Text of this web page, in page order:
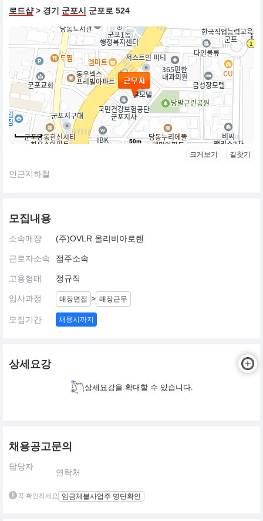
로드샵> 경기 군포시 군포로 524
50m
크게보기 길찾기
인근지하철
모집내용
소속매장 (주)OVLR 올리비아로렌
근로자소속 점주소속
고용형태 정규직
입사과정 매장면접 > 매장근무
모집기간 채용시까지
상세요강
상세요강을 확대할 수 있습니다.
채용공고문의
담당자
연락처
꼭 확인하세요 임금체불사업주 명단확인